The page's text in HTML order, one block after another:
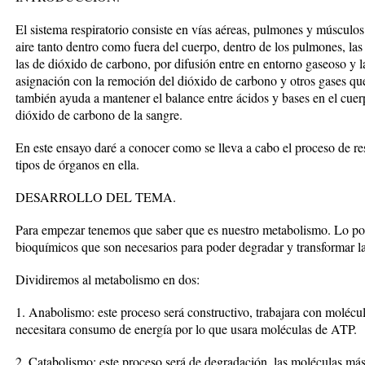
El sistema respiratorio consiste en vías aéreas, pulmones y
aire tanto dentro como fuera del cuerpo, dentro de los pulmones,
las de dióxido de carbono, por difusión entre en entorno gaseoso y
asignación con la remoción del dióxido de carbono y otros gases
también ayuda a mantener el balance entre ácidos y bases en el
dióxido de carbono de la sangre.
En este ensayo daré a conocer como se lleva a cabo el proceso de
tipos de órganos en ella.
DESARROLLO DEL TEMA.
Para empezar tenemos que saber que es nuestro metabolismo. Lo
bioquímicos que son necesarios para poder degradar y transformar
Dividiremos al metabolismo en dos:
1. Anabolismo: este proceso será constructivo, trabajara con
necesitara consumo de energía por lo que usara moléculas de ATP.
2. Catabolismo: este proceso será de degradación, las moléculas